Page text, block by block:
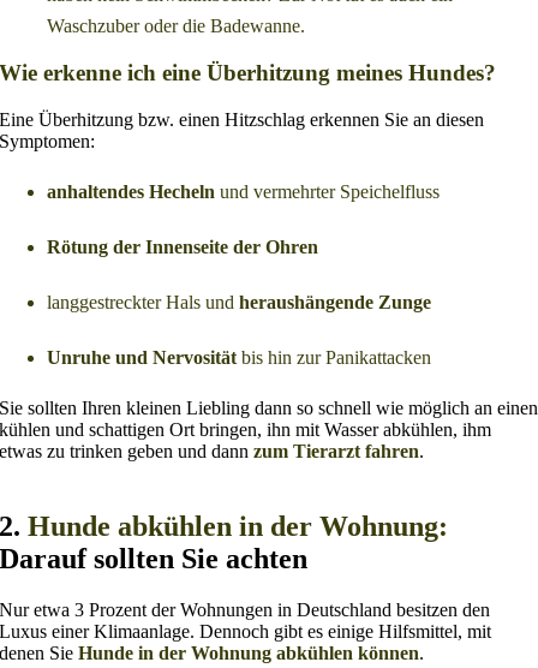
Waschzuber oder die Badewanne.
Wie erkenne ich eine Überhitzung meines Hundes?
Eine Überhitzung bzw. einen Hitzschlag erkennen Sie an diesen
Symptomen:
anhaltendes Hecheln und vermehrter Speichelfluss
Rötung der Innenseite der Ohren
langgestreckter Hals undheraushängende Zunge
Unruhe und Nervosität bis hin zur Panikattacken
Sie sollten Ihren kleinen Liebling dann so schnell wie möglich an einen
kühlen und schattigen Ort bringen, ihn mit Wasser abkühlen, ihm
etwas zu trinken geben und dannzum Tierarzt fahren.
2.Hunde abkühlen in der Wohnung:
Darauf sollten Sie achten
Nur etwa 3 Prozent der Wohnungen in Deutschland besitzen den
Luxus einer Klimaanlage. Dennoch gibt es einige Hilfsmittel, mit
denen SieHunde in der Wohnung abkühlen können.